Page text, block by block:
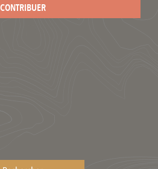
CONTRIBUER